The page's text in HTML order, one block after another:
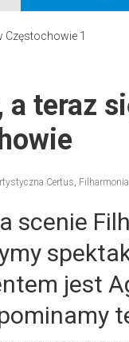
a teraz
Certus,
scenie
jest